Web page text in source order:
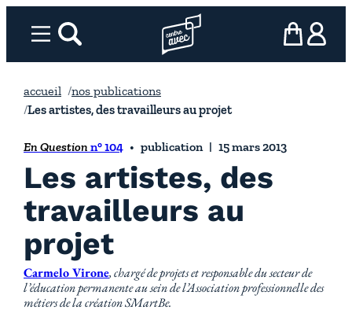
Menurechercher Page d’accueil l’association
mon panier
ma
accueil
nos publications
Les artistes, des travailleurs au projet
En Question n° 104 publication 15 mars 2013
Les artistes, des
travailleurs au
projet
Carmelo Virone, chargé de projets et responsable du secteur de
l’éducation permanente au sein de l’Association professionnelle des
métiers de la création SMartBe.